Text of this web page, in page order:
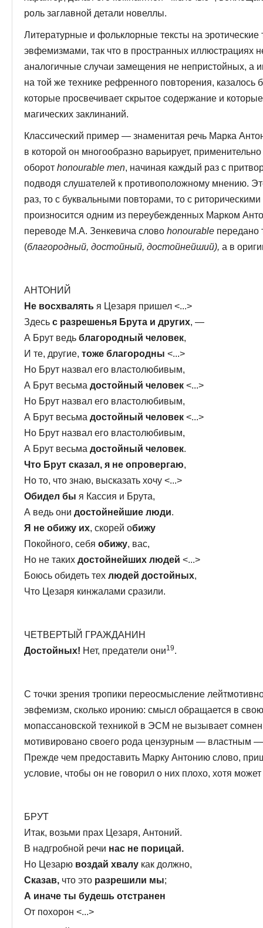
роль заглавной детали новеллы.
Литературные и фольклорные тексты на
эвфемизмами, так что в пространных иллюстрациях
аналогичные случаи замещения не непристойных, а
на той же технике рефренного повто­рения,
которые просвечивает скрытое содержание и
магических заклинаний.
Классический пример — знаменитая речь Марка
в которой он многообразно варьирует,
оборот honourable men, начиная каждый раз с
подводя слушателей к противоположному мнению.
раз, то с буквальными повторами, то с
произносится одним из переубежденных Марком
переводе М.А. Зенкевича слово honourable пере­дано
(благородный, достойный, достой­нейший), а в
АНТОНИЙ
Не восхвалять я Цезаря пришел <...>
Здесь с разрешенья Брута и других, —
А Брут ведь благородный человек,
И те, другие, тоже благородны <...>
Но Брут назвал его властолюбивым,
А Брут весьма достойный человек <...>
Но Брут назвал его властолюбивым,
А Брут весьма достойный человек <...>
Но Брут назвал его властолюбивым,
А Брут весьма достойный человек.
Что Брут сказал, я не опровергаю,
Но то, что знаю, высказать хочу <...>
Обидел бы я Кассия и Брута,
А ведь они достойнейшие люди.
Я не обижу их, скорей обижу
Покойного, себя обижу, вас,
Но не таких достойнейших людей <...>
Боюсь обидеть тех людей достойных,
Что Цезаря кинжалами сразили.
ЧЕТВЕРТЫЙ ГРАЖДАНИН
Достойных! Нет, предатели они19.
С точки зрения тропики переосмысление
эвфемизм, сколько иронию: смысл обращается в
мопассановской техникой в ЭСМ не вызывает
мотивировано своего рода цензурным — властным
Прежде чем предоставить Марку Антонию слово,
условие, чтобы он не говорил о них плохо, хотя
БРУТ
Итак, возьми прах Цезаря, Антоний.
В надгробной речи нас не порицай.
Но Цезарю воздай хвалу как должно,
Сказав, что это разрешили мы;
А иначе ты будешь отстранен
От похорон <...>